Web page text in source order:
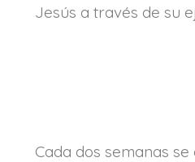
Jesús a través de su
Cada dos semanas se